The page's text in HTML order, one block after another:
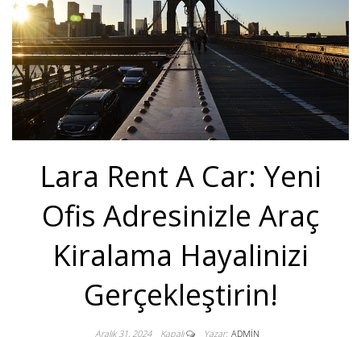
Lara Rent A Car: Yeni
Ofis Adresinizle Araç
Kiralama Hayalinizi
Gerçekleştirin!
Aralık 31, 2024 Kapalı Yazar: ADMIN